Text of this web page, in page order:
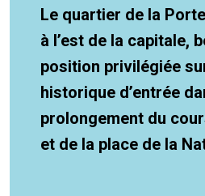
Le quartier de la
à l’est de la capitale,
position privilégiée
historique d’entrée
prolongement du
et de la place de la